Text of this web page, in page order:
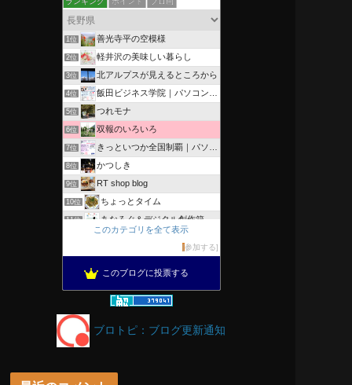
1位 善光寺平の空模様
2位 軽井沢の美味しい暮らし
3位 北アルプスが見えるところから
4位 飯田ビジネス学院｜パソコン、簿記、公共職業訓練と求職者支援
5位 つれモナ
6位 双報のいろいろ
7位 きっといつか全国制覇｜パソコン教室、簿記教室のスタッフブログ
8位 かつしき
9位 RT shop blog
10位 ちょっとタイム
11位 あなろぐ＆デジタル創作箱
軽井沢まったり生活 柴犬とともに
13位 がんばれ長野
OESセｴラ＆レイラ何気ない風景
15位 のんびりいこうよ！
このカテゴリを全て表示
参加する
このブログに投票する
ブロトピ：ブログ更新通知